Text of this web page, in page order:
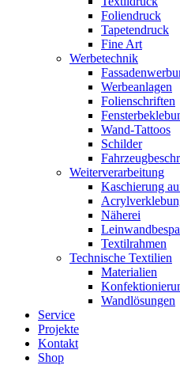
Foliendruck
Tapetendruck
Fine Art
Werbetechnik
Werbeanlagen
Folienschriften
Wand-Tattoos
Schilder
Weiterverarbeitung
Kaschierung
Näherei
Textilrahmen
Technische Textilien
Materialien
Wandlösungen
Service
Projekte
Kontakt
Shop